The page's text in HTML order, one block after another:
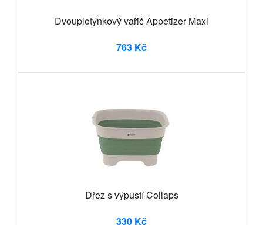
Dvouplotýnkový vařič Appetizer Maxi
763 Kč
Dřez s výpustí Collaps
330 Kč